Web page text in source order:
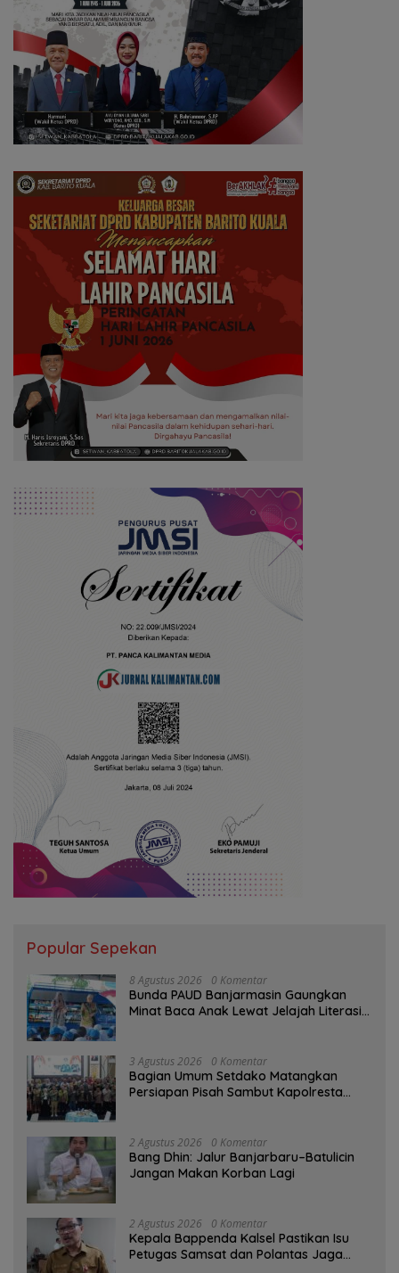
Popular Sepekan
8 Agustus 2026 0 Komentar
Bunda PAUD Banjarmasin Gaungkan
Minat Baca Anak Lewat Jelajah Literasi
3 Agustus 2026 0 Komentar
Bagian Umum Setdako Matangkan
Persiapan Pisah Sambut Kapolresta
2 Agustus 2026 0 Komentar
Bang Dhin: Jalur Banjarbaru–Batulicin
Jangan Makan Korban Lagi
2 Agustus 2026 0 Komentar
Kepala Bappenda Kalsel Pastikan Isu
Petugas Samsat dan Polantas Jaga